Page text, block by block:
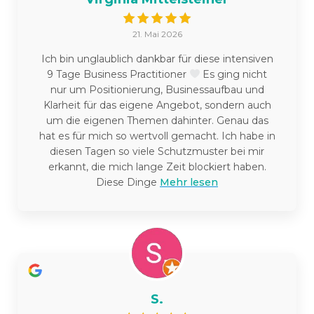
21. Mai 2026
Ich bin unglaublich dankbar für diese intensiven
9 Tage Business Practitioner
Es ging nicht
nur um Positionierung, Businessaufbau und
Klarheit für das eigene Angebot, sondern auch
um die eigenen Themen dahinter. Genau das
hat es für mich so wertvoll gemacht. Ich habe in
diesen Tagen so viele Schutzmuster bei mir
erkannt, die mich lange Zeit blockiert haben.
Diese Dinge Mehr lesen
S.